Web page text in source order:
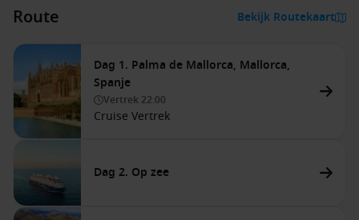
Route Bekijk Routekaart
Dag 1. Palma de Mallorca, Mallorca,
Spanje
Vertrek 22:00
Cruise Vertrek
Dag 2. Op zee